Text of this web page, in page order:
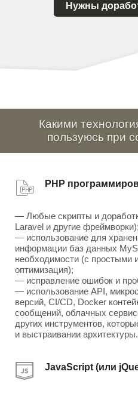
Нужны
Какими
пользуюсь при
PHP
— Любые скрипты и
Laravel и другие фреймворки);
— использование для
информации баз данных
необходимости (с простыми
оптимизация);
— исправление ошибок и
— использование API,
версий, CI/CD, Docker
сообщений, облачных
других инструментов,
и выстраивании архитектуры.
JavaScript (или